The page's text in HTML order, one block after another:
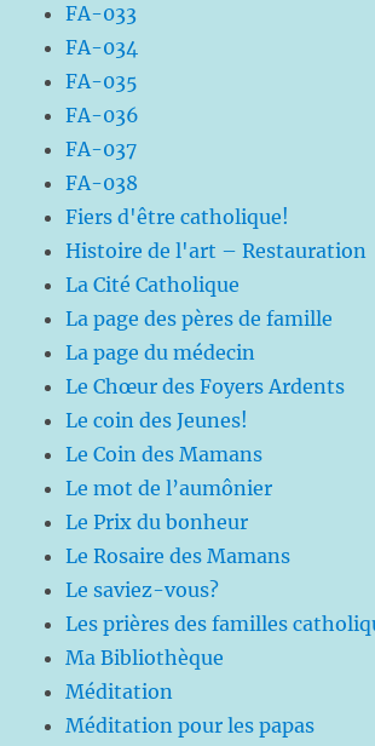
FA-033
FA-034
FA-035
FA-036
FA-037
FA-038
Fiers d'être catholique!
Histoire de l'art – Restauration
La Cité Catholique
La page des pères de famille
La page du médecin
Le Chœur des Foyers Ardents
Le coin des Jeunes!
Le Coin des Mamans
Le mot de l’aumônier
Le Prix du bonheur
Le Rosaire des Mamans
Le saviez-vous?
Les prières des familles
Ma Bibliothèque
Méditation
Méditation pour les papas